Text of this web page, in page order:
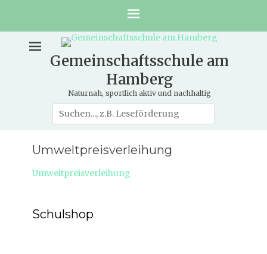
Gemeinschaftsschule am
Hamberg
Naturnah, sportlich aktiv und nachhaltig
Suche
nach:
Umweltpreisverleihung
Umweltpreisverleihung
Schulshop